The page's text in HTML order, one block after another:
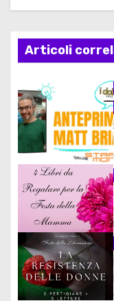
o
n
e
a
i
c
o
Articoli